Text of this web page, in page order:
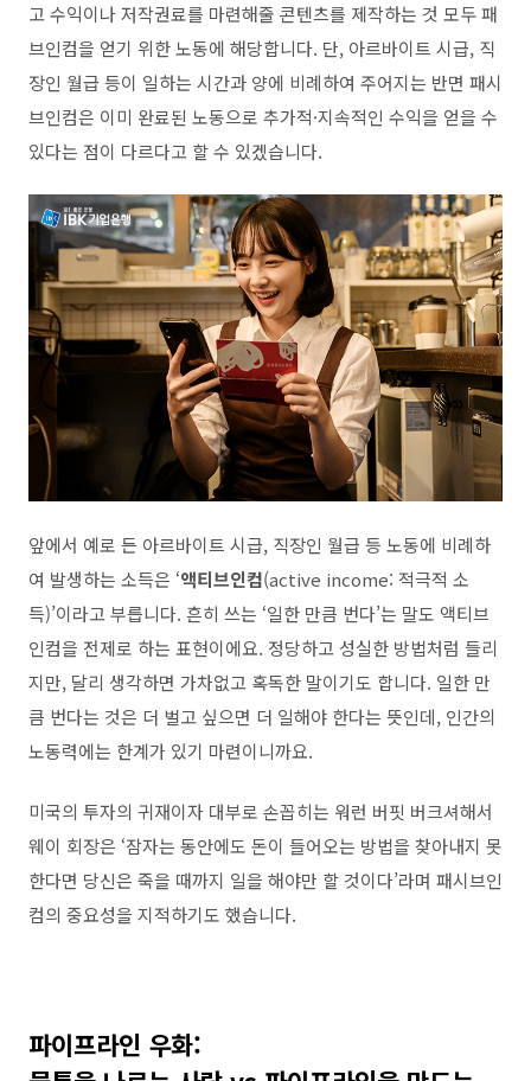
고 수익이나 저작권료를 마련해줄 콘텐츠를 제작하는 것 모두 패
브인컴을 얻기 위한 노동에 해당합니다. 단, 아르바이트 시급, 직
장인 월급 등이 일하는 시간과 양에 비례하여 주어지는 반면 패시
브인컴은 이미 완료된 노동으로 추가적·지속적인 수익을 얻을 수
있다는 점이 다르다고 할 수 있겠습니다.
앞에서 예로 든 아르바이트 시급, 직장인 월급 등 노동에 비례하
여 발생하는 소득은 ‘액티브인컴(active income: 적극적 소
득)’이라고 부릅니다. 흔히 쓰는 ‘일한 만큼 번다’는 말도 액티브
인컴을 전제로 하는 표현이에요. 정당하고 성실한 방법처럼 들리
지만, 달리 생각하면 가차없고 혹독한 말이기도 합니다. 일한 만
큼 번다는 것은 더 벌고 싶으면 더 일해야 한다는 뜻인데, 인간의
노동력에는 한계가 있기 마련이니까요.
미국의 투자의 귀재이자 대부로 손꼽히는 워런 버핏 버크셔해서
웨이 회장은 ‘잠자는 동안에도 돈이 들어오는 방법을 찾아내지 못
한다면 당신은 죽을 때까지 일을 해야만 할 것이다’라며 패시브인
컴의 중요성을 지적하기도 했습니다.
파이프라인 우화: